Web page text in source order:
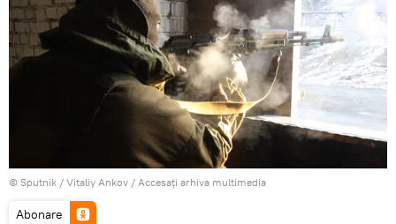
© Sputnik / Vitaliy Ankov / Accesați arhiva multimedia
Abonare